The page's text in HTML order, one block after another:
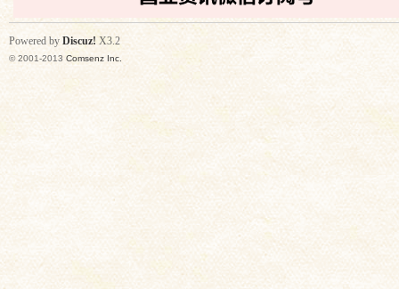
Powered by Discuz! X3.2
© 2001-2013 Comsenz Inc.